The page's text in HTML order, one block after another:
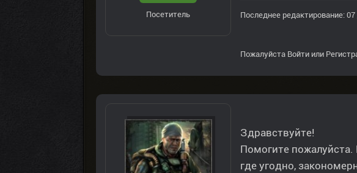
Посетитель Последнее редактирование:
Пожалуйста Войти или
Здравствуйте!
Помогите
где угодно,